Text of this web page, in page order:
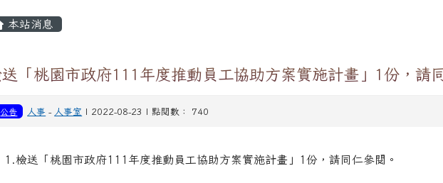
本站消息
「桃園市政府111年度推動員工協助方案實施計畫」1份，請
公告 人事 - 人事室 | 2022-08-23 | 點閱數： 740
1.檢送「桃園市政府111年度推動員工協助方案實施計畫」1份，請同仁參閱。